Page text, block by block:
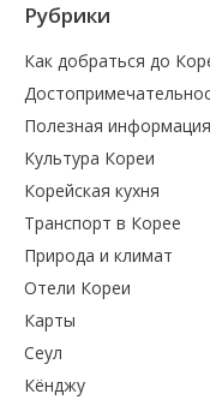
Рубрики
Как добраться до
Полезная информация
Культура Кореи
Корейская кухня
Транспорт в Корее
Природа и климат
Отели Кореи
Карты
Сеул
Кёнджу